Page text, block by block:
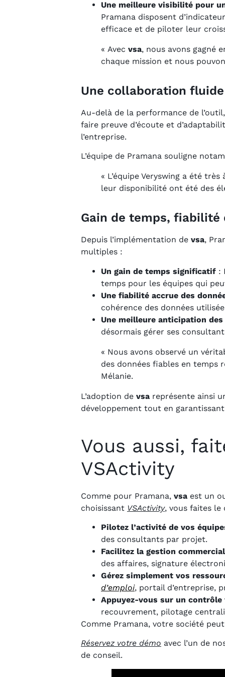
Une meilleure visibilité pour
Pramana disposent
efficace et de piloter leur
« Avec vsa, nous avons gagné
chaque mission et nous
Une collaboration
Au-delà de la performance de
faire preuve d’écoute et
l’entreprise.
L’équipe de Pramana souligne
« L’équipe Veryswing a été
leur disponibilité ont été des
Gain de temps, fiabilité
Depuis l’implémentation de vsa,
multiples :
Un gain de temps significatif :
temps pour les équipes qui
Une fiabilité accrue des
cohérence des données
Une meilleure anticipation
désormais gérer ses
« Nous avons observé un
des données fiables en temps
Mélanie.
L’adoption de vsa représente ainsi
développement tout en
Vous aussi,
VSActivity
Comme pour Pramana, vsa est un
choisissant VSActivity, vous faites le
Pilotez l’activité de vos
des consultants par projet.
Facilitez la gestion
des affaires, signature
Gérez simplement vos
d’emploi, portail d’entreprise,
Appuyez-vous sur un
recouvrement, pilotage
Comme Pramana, votre société
Réservez votre démo avec l’un de
de conseil.